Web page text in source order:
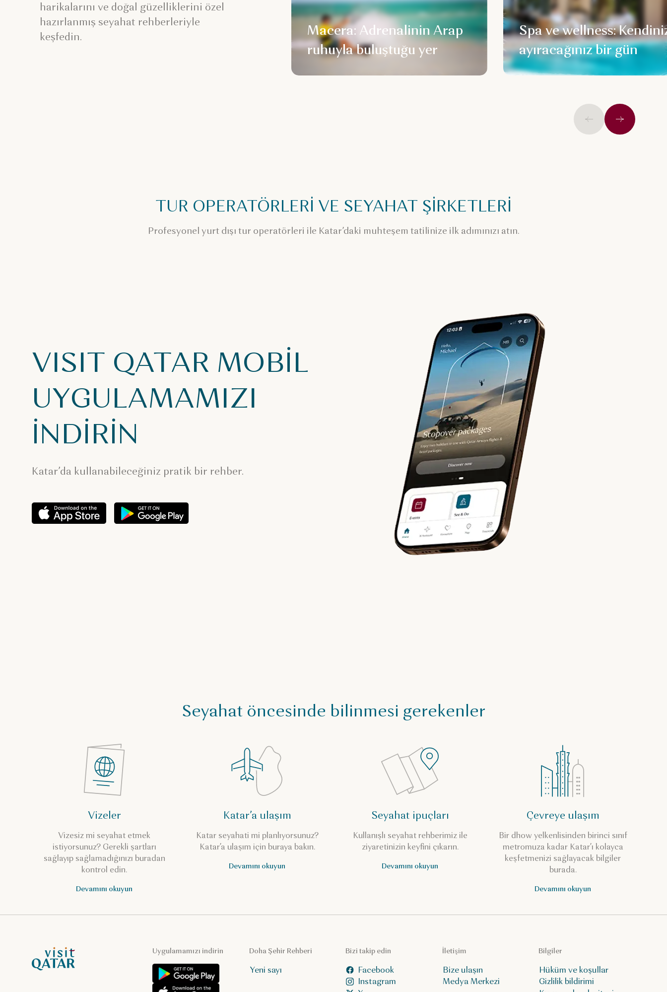
harikalarını ve doğal güzelliklerini özel
hazırlanmış seyahat rehberleriyle
keşfedin.
Macera: Adrenalinin Arap
ruhuyla buluştuğu yer
Spa ve wellness:
ayıracağınız bir gün
Önceki İleri
TUR OPERATÖRLERİ VE SEYAHAT ŞİRKETLERİ
Profesyonel yurt dışı tur operatörleri ile Katar’daki muhteşem tatilinize ilk adımınızı atın.
VISIT QATAR MOBİL
UYGULAMAMIZI
İNDİRİN
Katar’da kullanabileceğiniz pratik bir rehber.
Seyahat öncesinde bilinmesi gerekenler
Vizeler
Vizesiz mi seyahat etmek
istiyorsunuz? Gerekli şartları
sağlayıp sağlamadığınızı buradan
kontrol edin.
Devamını okuyun
Katar’a ulaşım
Katar seyahati mi planlıyorsunuz?
Katar’a ulaşım için buraya bakın.
Devamını okuyun
Seyahat ipuçları
Kullanışlı seyahat rehberimiz ile
ziyaretinizin keyfini çıkarın.
Devamını okuyun
Çevreye ulaşım
Bir dhow yelkenlisinden birinci sınıf
metromuza kadar Katar’ı kolayca
keşfetmenizi sağlayacak bilgiler
burada.
Devamını okuyun
VisitQatar Ana Sayfası Uygulamamızı indirin Doha Şehir Rehberi
Yeni sayı
Bizi takip edin
Facebook
Instagram
İletişim
Bize ulaşın
Medya Merkezi
Bilgiler
Hüküm ve koşullar
Gizlilik bildirimi